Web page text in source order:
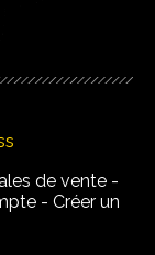
de vente
Créer un